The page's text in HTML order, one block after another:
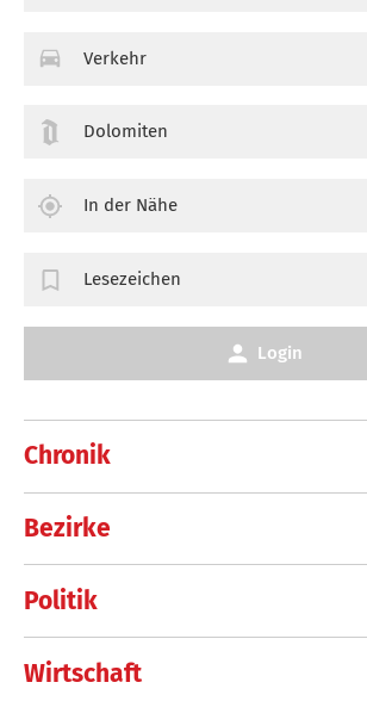
Chronik
Bezirke
Politik
Wirtschaft
Verkehr
Dolomiten
In der Nähe
Lesezeichen
Login